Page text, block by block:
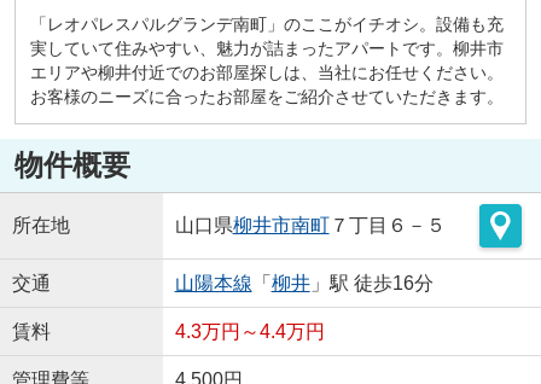
「レオパレスパルグランデ南町」のここがイチオシ。設備も充
実していて住みやすい、魅力が詰まったアパートです。柳井市
エリアや柳井付近でのお部屋探しは、当社にお任せください。
お客様のニーズに合ったお部屋をご紹介させていただきます。
物件概要
所在地 山口県柳井市南町７丁目６－５
交通 山陽本線 「 柳井」駅 徒歩16分
賃料 4.3万円～4.4万円
管理費等 4,500円